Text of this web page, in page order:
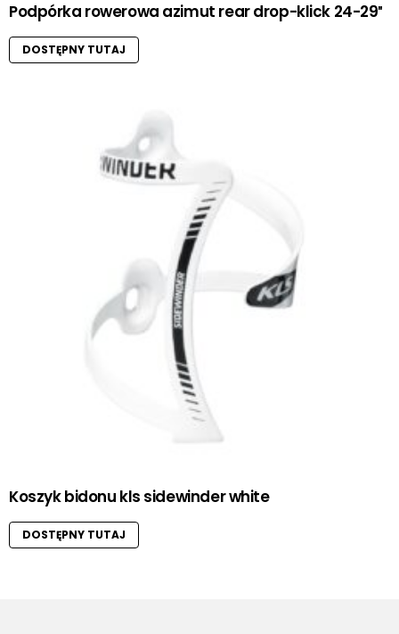
Podpórka rowerowa azimut rear drop-klick 24-29″
DOSTĘPNY TUTAJ
Koszyk bidonu kls sidewinder white
DOSTĘPNY TUTAJ